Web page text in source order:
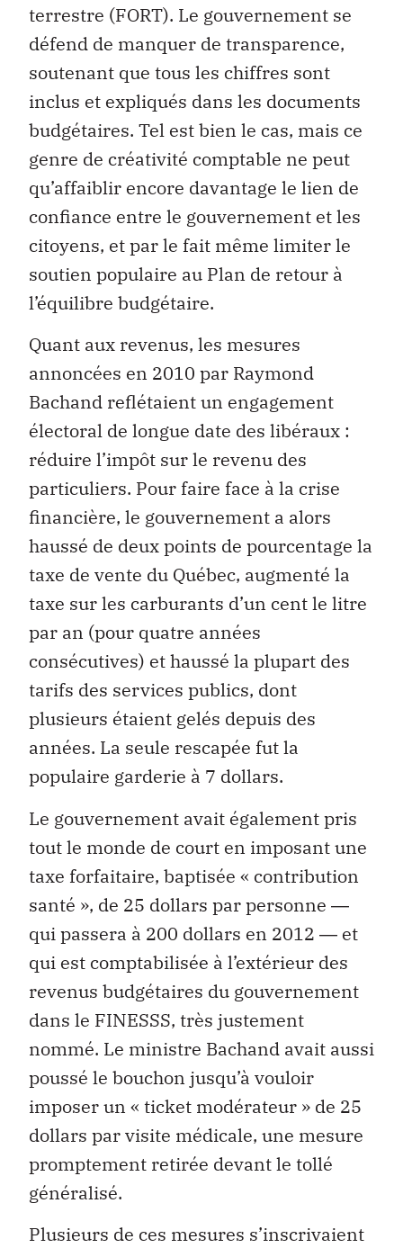
terrestre (FORT). Le gouvernement se
défend de manquer de transparence,
soutenant que tous les chiffres sont
inclus et expliqués dans les documents
budgétaires. Tel est bien le cas, mais ce
genre de créativité comptable ne peut
qu’affaiblir encore davantage le lien de
confiance entre le gouvernement et les
citoyens, et par le fait même limiter le
soutien populaire au Plan de retour à
l’équilibre budgétaire.
Quant aux revenus, les mesures
annoncées en 2010 par Raymond
Bachand reflétaient un engagement
électoral de longue date des libéraux :
réduire l’impôt sur le revenu des
particuliers. Pour faire face à la crise
financière, le gouvernement a alors
haussé de deux points de pourcentage la
taxe de vente du Québec, augmenté la
taxe sur les carburants d’un cent le litre
par an (pour quatre années
consécutives) et haussé la plupart des
tarifs des services publics, dont
plusieurs étaient gelés depuis des
années. La seule rescapée fut la
populaire garderie à 7 dollars.
Le gouvernement avait également pris
tout le monde de court en imposant une
taxe forfaitaire, baptisée « contribution
santé », de 25 dollars par personne ―
qui passera à 200 dollars en 2012 ― et
qui est comptabilisée à l’extérieur des
revenus budgétaires du gouvernement
dans le FINESSS, très justement
nommé. Le ministre Bachand avait aussi
poussé le bouchon jusqu’à vouloir
imposer un « ticket modérateur » de 25
dollars par visite médicale, une mesure
promptement retirée devant le tollé
généralisé.
Plusieurs de ces mesures s’inscrivaient